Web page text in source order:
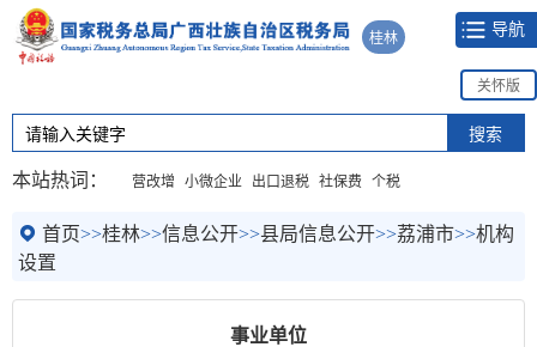
桂林
导航
关怀版
本站热词： 营改增 小微企业 出口退税 社保费 个税
首页>>桂林>>信息公开>>县局信息公开>>荔浦市>>机构
设置
事业单位